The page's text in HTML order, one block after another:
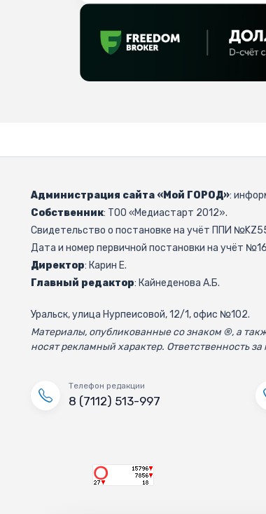
Администрация сайта «Мой ГОРОД»:
Собственник: ТОО «Медиастарт 2012».
Свидетельство о постановке на учёт ППИ
Дата и номер первичной постановки на учёт
Директор: Карин Е.
Главный редактор: Кайнеденова А.Б.
Уральск, улица Нурпеисовой, 12/1, офис №102.
Материалы, опубликованные со знаком ®, а
носят рекламный характер. Ответственность
Телефон редакции
8 (7112) 513-997